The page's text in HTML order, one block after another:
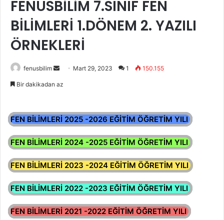
FENUSBİLİM 7.SINIF FEN
BİLİMLERİ 1.DÖNEM 2. YAZILI
ÖRNEKLERİ
fenusbilim
Bir
Mart 29, 2023 1 150.155
Bir dakikadan az
FEN BİLİMLERİ 2025 -2026 EĞİTİM ÖĞRETİM YILI
FEN BİLİMLERİ 2024 -2025 EĞİTİM ÖĞRETİM YILI
FEN BİLİMLERİ 2023 -2024 EĞİTİM ÖĞRETİM YILI
FEN BİLİMLERİ 2022 -2023 EĞİTİM ÖĞRETİM YILI
FEN BİLİMLERİ 2021 -2022 EĞİTİM ÖĞRETİM YILI